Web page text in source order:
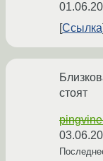
Ссылка
стоят